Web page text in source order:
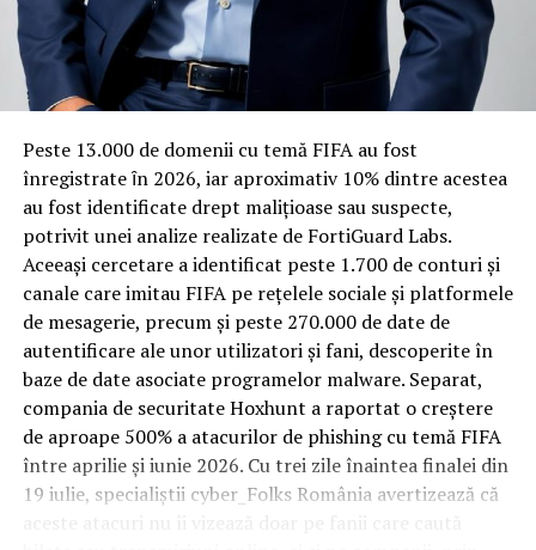
Rotația rapidă a oaspeților cere
materiale rezistente
Spre diferență de o locuință obișnuită, o cameră de hotel
trece printr-un ciclu de utilizare intensă: oaspeți diferiți,
bagaje trase pe roți, curățenie zilnică, uneori mai multe
rezervări consecutive în aceeași săptămână. Această
frecvență ridicată de utilizare pune presiune reală pe
orice suprafață, iar pardoseala este printre primele
elemente afectate vizibil, mai ales în zona din jurul
patului și a ușii de acces.
În etapa de renovare sau construcție, administratorii
care iau în calcul mocheta trafic intenspentru zonele
cu rotație mare reduc riscul de uzură prematură și de
decolorare vizibilă în punctele de trecere frecventă. Este
o decizie care ține mai puțin de stil și mai mult de
Peste 13.000 de domenii cu temă FIFA au fost
înregistrate ȋn 2026, iar aproximativ 10% dintre acestea
au fost identificate drept malițioase sau suspecte,
potrivit unei analize realizate de FortiGuard Labs.
Aceeași cercetare a identificat peste 1.700 de conturi și
canale care imitau FIFA pe rețelele sociale și platformele
de mesagerie, precum și peste 270.000 de date de
autentificare ale unor utilizatori și fani, descoperite în
baze de date asociate programelor malware. Separat,
compania de securitate Hoxhunt a raportat o creștere
de aproape 500% a atacurilor de phishing cu temă FIFA
între aprilie și iunie 2026. Cu trei zile înaintea finalei din
19 iulie, specialiștii cyber_Folks România avertizează că